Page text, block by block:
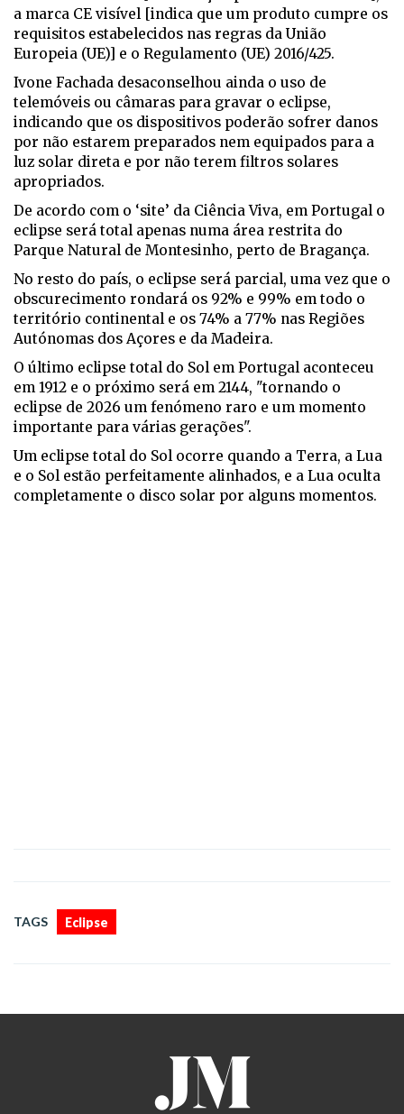
a marca CE visível [indica que um produto cumpre os
requisitos estabelecidos nas regras da União
Europeia (UE)] e o Regulamento (UE) 2016/425.
Ivone Fachada desaconselhou ainda o uso de
telemóveis ou câmaras para gravar o eclipse,
indicando que os dispositivos poderão sofrer danos
por não estarem preparados nem equipados para a
luz solar direta e por não terem filtros solares
apropriados.
De acordo com o ‘site’ da Ciência Viva, em Portugal o
eclipse será total apenas numa área restrita do
Parque Natural de Montesinho, perto de Bragança.
No resto do país, o eclipse será parcial, uma vez que o
obscurecimento rondará os 92% e 99% em todo o
território continental e os 74% a 77% nas Regiões
Autónomas dos Açores e da Madeira.
O último eclipse total do Sol em Portugal aconteceu
em 1912 e o próximo será em 2144, "tornando o
eclipse de 2026 um fenómeno raro e um momento
importante para várias gerações".
Um eclipse total do Sol ocorre quando a Terra, a Lua
e o Sol estão perfeitamente alinhados, e a Lua oculta
completamente o disco solar por alguns momentos.
TAGS Eclipse